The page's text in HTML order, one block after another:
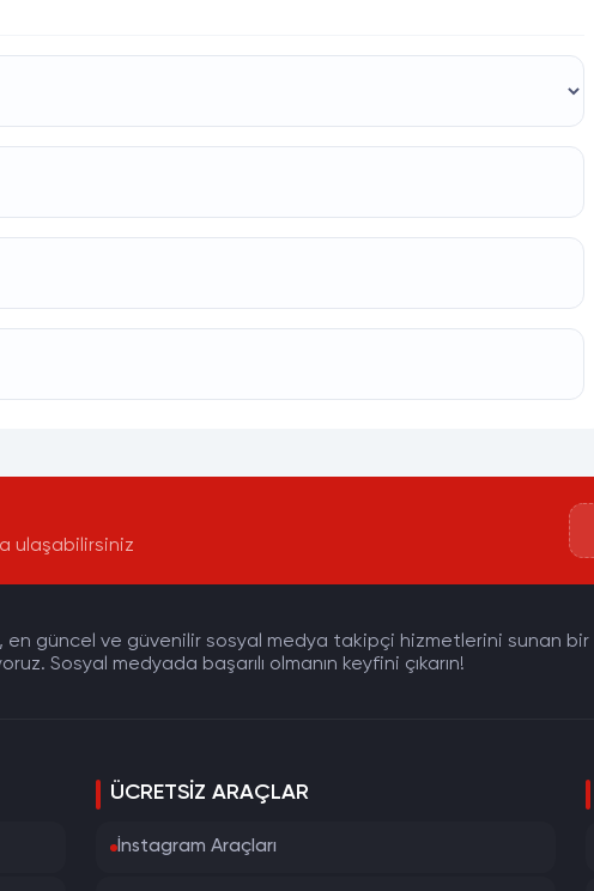
ulaşabilirsiniz
en güncel ve güvenilir sosyal medya takipçi hizmetlerini sunan bir
Sosyal medyada başarılı olmanın keyfini çıkarın!
ÜCRETSIZ ARAÇLAR
İnstagram Araçları